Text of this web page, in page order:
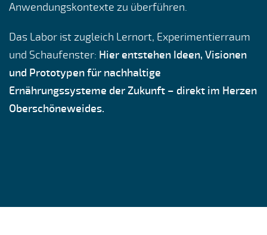
Anwendungskontexte zu überführen.
Das Labor ist zugleich Lernort, Experimentierraum
und Schaufenster: Hier entstehen Ideen, Visionen
und Prototypen für nachhaltige
Ernährungssysteme der Zukunft – direkt im Herzen
Oberschöneweides.